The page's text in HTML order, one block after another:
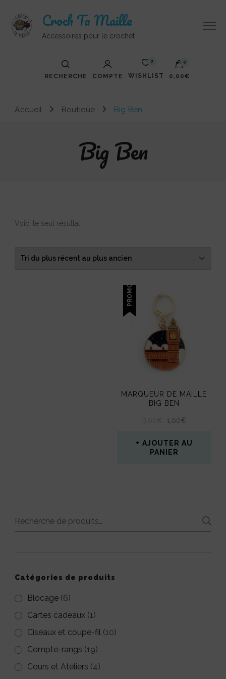
Croch Ta Maille
Accessoires pour le crochet
RECHERCHE COMPTE
0
WISHLIST
0
0,00€
Votre panier est vide.
Accueil Boutique Big Ben
Big Ben
Voici le seul résultat
PROMO !
MARQUEUR DE MAILLE
BIG BEN
LE
INITIAL
ÉTAIT :
1,00€LE
ACTUEL
AJOUTER AU
PANIER
Recherche
Catégories de produits
Blocage (6)
Cartes cadeaux (1)
Ciseaux et coupe-fil (10)
Compte-rangs (19)
Cours et Ateliers (4)